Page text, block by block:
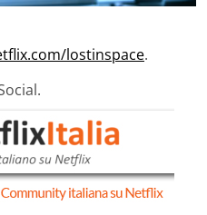
lostinspace.